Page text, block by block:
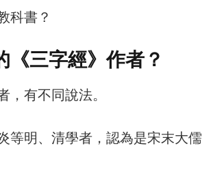
科書？
《三字經》作者？
，有不同說法。
等明、清學者，認為是宋末大儒